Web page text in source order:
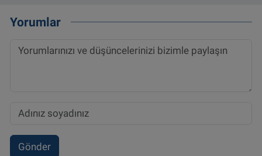
Yorumlar
Gönder